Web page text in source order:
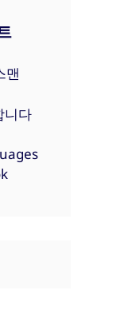
맨
니다